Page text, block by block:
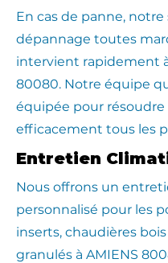
En cas de panne, notre
dépannage toutes
intervient rapidement
80080. Notre équipe
équipée pour résoudre
efficacement tous les
Entretien
Nous offrons un
personnalisé pour les
inserts, chaudières
granulés à AMIENS